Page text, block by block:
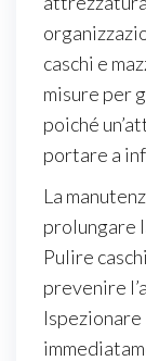
caschi e
misure per
poiché
portare a
La
prolungare
Pulire
prevenire